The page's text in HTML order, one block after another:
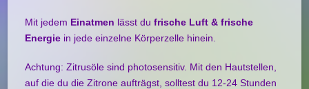
Mit jedem Einatmen lässt dufrische Luft & frische
Energie in jede einzelne Körperzelle hinein.
Achtung: Zitrusöle sind photosensitiv. Mit den Hautstellen,
auf die du die Zitrone aufträgst, solltest du 12-24 Stunden